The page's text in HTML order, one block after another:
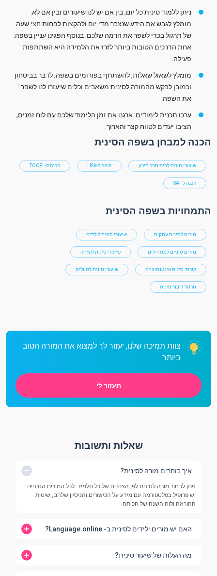
ניתן ללמוד סינית כל יום, בין אם יש לנו שיעורים ובין אם לא.
מומלץ לגבש את הידע שנצבר מדי יום ולהקצות לפחות חצי שעה
של תרגול בכדי לשפר את הרמה שלכם. בנוסף הפגינו עניין בשפה:
אחת הדרכים הטובות ביותר לזרז את הלמידה היא השתתפות
פעילה.
מומלץ לשאול שאלות, להשתתף בפורומים בשפה, לדבר בביטחון
וכמובן לבקש מהמורה לסינית משאבים וכלים שיעזרו לנו לשפר
את השפה.
ערכו תכנית לימודים: ארגנו את זמן הלימוד שלכם עם לוח זמנים,
הציבו יעדים לטווח קצר והארוך.
הכנה למבחן בשפה הסינית
שיעורי סינית לבית ספר תיכון הכנה ל-HSK הכנה ל-TOCFL
הכנה ל-SAT
התמחויות בשפה הסינית
מורים לסינית עסקית שיעורי סינית לילדים
מורים סיניים למתחילים שיעורי סינית לשיחה
קורסי סינית אינטנסיביים שיעורי סינית לטיולים
תרגול דיבור סינית
צוות תמיכה שלנו, יעזור לך למצוא את המורה הטוב
ביותר
תעזור לי
שאלות ותשובות
איך בוחרים מורה לסינית?
ניתן לבחור מורה לסינית לפי הצרכים של כל תלמיד. לכל המורים הסיניים
יש פרופיל בפלטפורמה עם מידע על הכישורים והניסיון שלהם, שיטות
ההוראה ולוח השנה של הכיתה.
האם יש מורים ילידים לסינית ב- Language.online?
מה העלות של שיעור סינית?